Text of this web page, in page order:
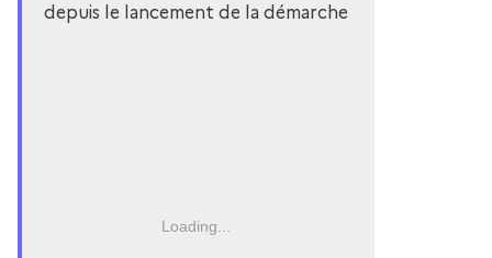
depuis le lancement de la démarche
Loading...